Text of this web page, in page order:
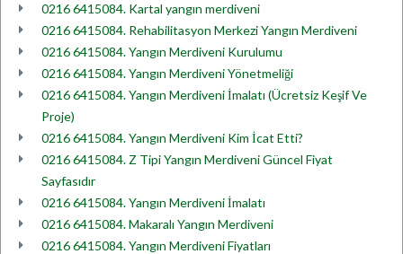
0216 6415084. Kartal yangın merdiveni
0216 6415084. Rehabilitasyon Merkezi Yangın Merdiveni
0216 6415084. Yangın Merdiveni Kurulumu
0216 6415084. Yangın Merdiveni Yönetmeliği
0216 6415084. Yangın Merdiveni İmalatı (Ücretsiz Keşif Ve
Proje)
0216 6415084. Yangın Merdiveni Kim İcat Etti?
0216 6415084. Z Tipi Yangın Merdiveni Güncel Fiyat
Sayfasıdır
0216 6415084. Yangın Merdiveni İmalatı
0216 6415084. Makaralı Yangın Merdiveni
0216 6415084. Yangın Merdiveni Fiyatları